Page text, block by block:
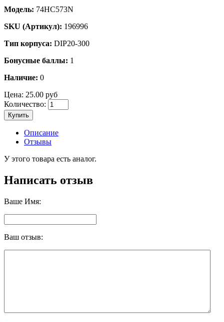
Модель: 74HC573N
SKU (Артикул): 196996
Тип корпуса: DIP20-300
Бонусные баллы: 1
Наличие: 0
Цена: 25.00 руб
Количество:
Купить
Описание
Отзывы
У этого товара есть аналог.
Написать отзыв
Ваше Имя:
Ваш отзыв: